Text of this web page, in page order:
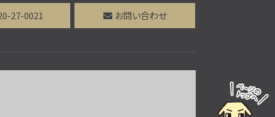
27-0021 お問い合わせ